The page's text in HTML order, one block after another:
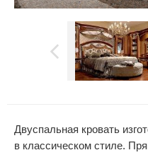
Двуспальная кровать
в классическом стиле.